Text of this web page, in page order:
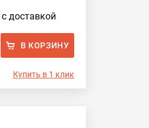
с доставкой
В КОРЗИНУ
Купить в 1 клик